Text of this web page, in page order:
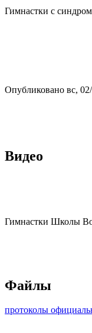
Гимнастки с
Опубликовано вс,
Видео
Гимнастки Школы
Файлы
протоколы